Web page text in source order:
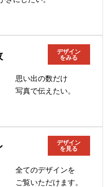
デザイン
をみる
思い出の数だけ
写真で伝えたい。
デザイン
を見る
全てのデザインを
ご覧いただけます。